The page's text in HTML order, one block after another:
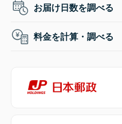
お届け日数を調べる
料金を計算・調べる